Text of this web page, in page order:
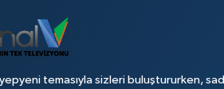
yepyeni temasıyla sizleri buluştururken,